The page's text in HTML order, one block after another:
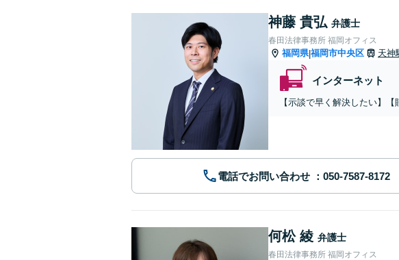
神藤 貴弘 弁護士
春田法律事務所 福岡オフィス
福岡県|福岡市中央区 天神
インターネット
【示談で早く解決したい】
電話でお問い合わせ
何松 綾 弁護士
春田法律事務所 福岡オフィス